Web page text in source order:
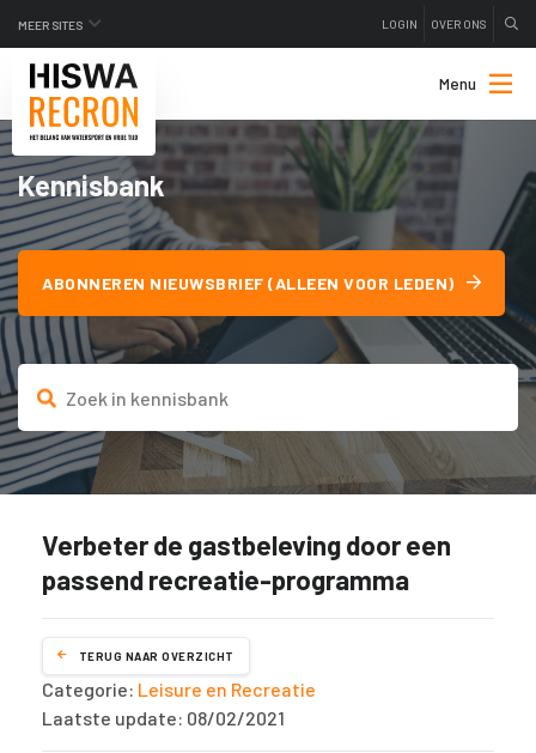
MEER SITES LOGIN OVER ONS
Menu
Kennisbank
ABONNEREN NIEUWSBRIEF (ALLEEN VOOR LEDEN)
Verbeter de gastbeleving door een
passend recreatie-programma
TERUG NAAR OVERZICHT
Categorie: Leisure en Recreatie
Laatste update: 08/02/2021